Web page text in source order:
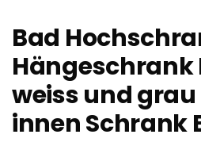
Bad
Hängeschrank
weiss und
innen Schrank